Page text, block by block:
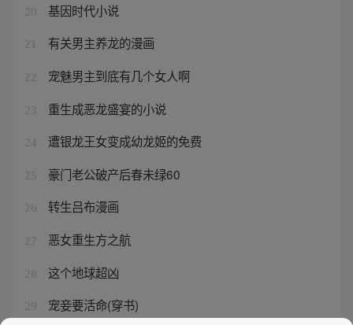
20 基因时代小说
21 有关男主养龙的漫画
22 宠魅男主到底有几个女人啊
23 重生成恶龙盛宴的小说
24 遭银龙王女变成幼龙姬的免费
25 豪门老公破产后春未绿60
26 转生吕布漫画
27 恶女重生方之航
28 这个地球超凶
29 宠妾要活命(穿书)